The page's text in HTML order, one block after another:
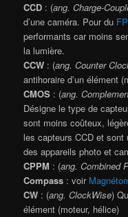
CCD : (ang. Charge-
d’une caméra. Pour du
performants car moins
la lumière.
CCW : (ang. Counter
antihoraire d’un élément
CMOS : (ang.
Désigne le type de
sont moins coûteux,
les capteurs CCD et
des appareils photo et
CPPM : (ang. Combined
Compass : voir
CW : (ang. ClockWise)
élément (moteur, hélice)